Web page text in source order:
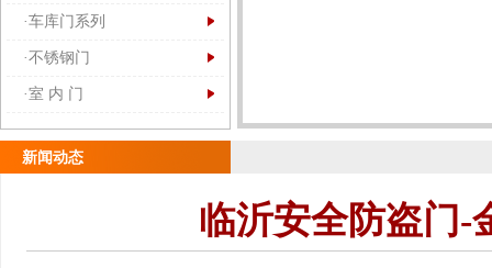
·车库门系列
·不锈钢门
·室 内 门
新闻动态
临沂安全防盗门-